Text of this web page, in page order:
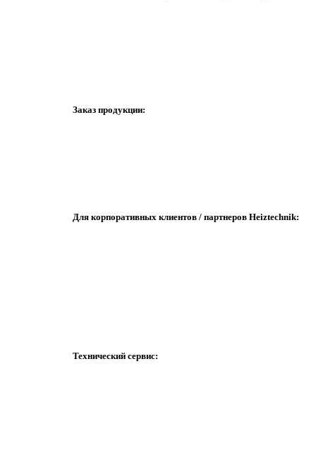
Заказ продукции:
Для корпоративных клиентов / партнеров Heiztechnik:
Технический сервис: